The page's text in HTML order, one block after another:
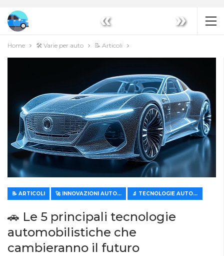
« »
Home 🛠️ Varie per auto 📝 Articoli
📝 ARTICOLI 🚀 INNOVAZIONI AUTOMOBILISTICHE 🔬 TECNOLOGIE AUTOMOBILISTICHE MODERNE
🚗 Le 5 principali tecnologie
automobilistiche che
cambieranno il futuro